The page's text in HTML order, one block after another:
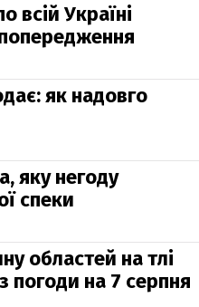
всій Україні
як надовго
яку негоду
спеки
областей на тлі
погоди на 7 серпня